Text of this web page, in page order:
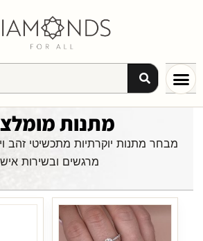
מתנות
מבחר מתנות יוקרתיות מתכשיטי זהב
מרגשים ובשירות